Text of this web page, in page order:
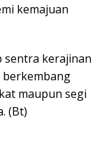
kemajuan
kerajinan
berkembang
maupun segi
(Bt)